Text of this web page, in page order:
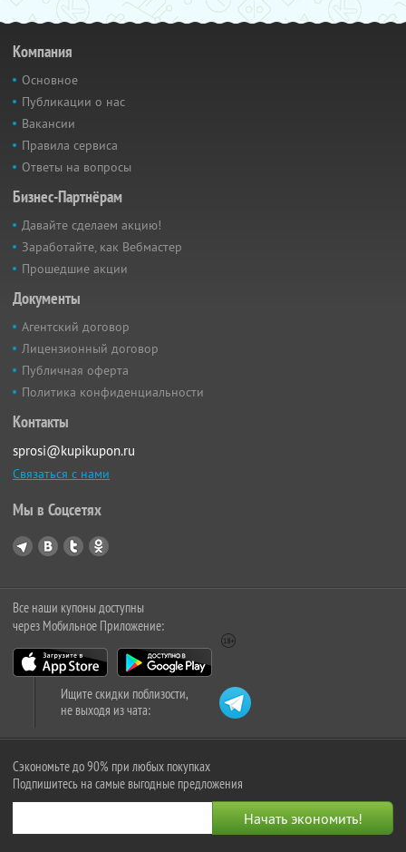
Компания
Основное
Публикации о нас
Вакансии
Правила сервиса
Ответы на вопросы
Бизнес-Партнёрам
Давайте сделаем акцию!
Заработайте, как Вебмастер
Прошедшие акции
Документы
Агентский договор
Лицензионный договор
Публичная оферта
Политика конфиденциальности
Контакты
sprosi@kupikupon.ru
Связаться с нами
Мы в Соцсетях
Все наши купоны доступны
через Мобильное Приложение:
Ищите скидки поблизости,
не выходя из чата:
Сэкономьте до 90% при любых покупках
Подпишитесь на самые выгодные предложения